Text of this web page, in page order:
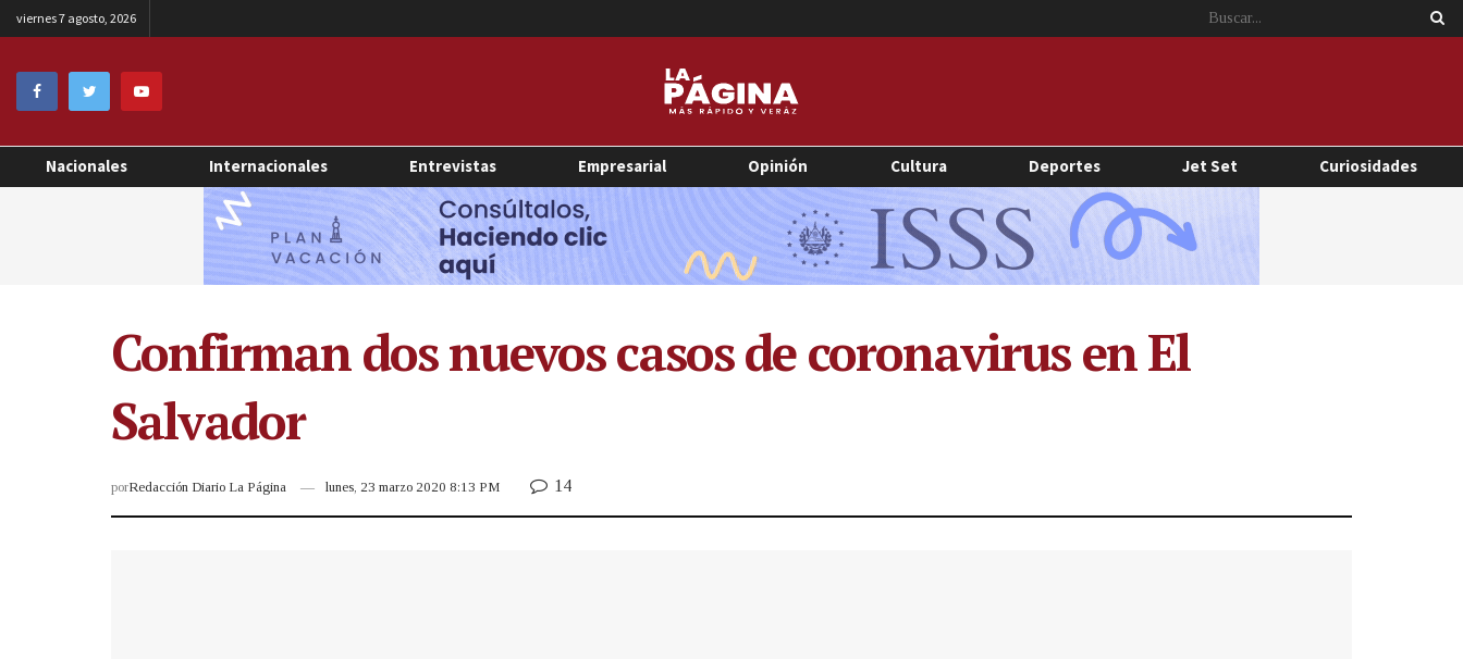
viernes 7 agosto, 2026
Nacionales Internacionales Entrevistas Empresarial Opinión Cultura Deportes Jet Set Curiosidades
Confirman dos nuevos casos de coronavirus en El
Salvador
porRedacción Diario La Página lunes, 23 marzo 2020 8:13 PM 14